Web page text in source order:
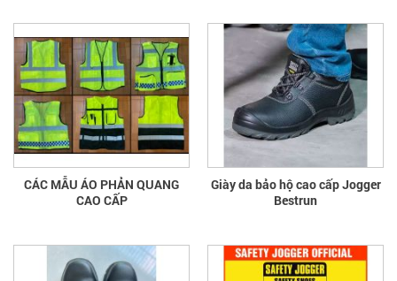
CÁC MẪU ÁO PHẢN QUANG
CAO CẤP
Giày da bảo hộ cao cấp Jogger
Bestrun